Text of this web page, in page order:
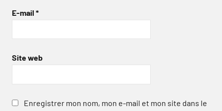
E-mail *
Site web
Enregistrer mon nom, mon e-mail et mon site dans le